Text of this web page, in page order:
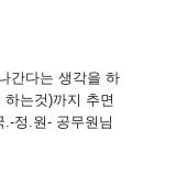
간다는 생각을 하
는것)까지 추면
정.원- 공무원님